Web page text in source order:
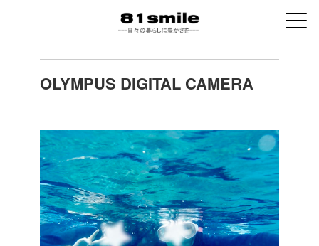
OLYMPUS DIGITAL CAMERA